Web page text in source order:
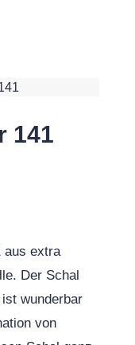
141
aus extra
Der Schal
wunderbar
von